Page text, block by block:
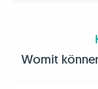
Womit